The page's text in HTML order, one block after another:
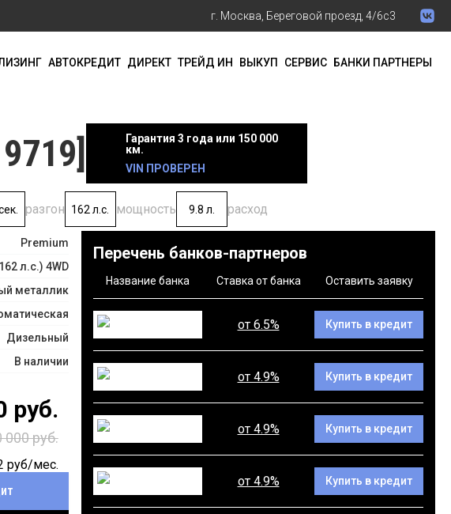
г. Москва, Береговой проезд, 4/6с3
АВТОКРЕДИТ ДИРЕКТ ТРЕЙД ИН ВЫКУП СЕРВИС БАНКИ ПАРТНЕРЫ
Гарантия 3 года или 150 000
км.
VIN ПРОВЕРЕН
Premium
л.с.) 4WD
металлик
Дизельный
В наличии
разгон 162 л.с. мощность 9.8 л. расход
руб.
000 руб.
руб/мес.
Перечень банков-партнеров
Название банка Ставка от банка Оставить заявку
от 6.5% Купить в кредит
от 4.9% Купить в кредит
от 4.9% Купить в кредит
от 4.9% Купить в кредит